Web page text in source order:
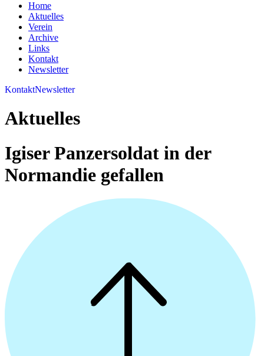
Home
Aktuelles
Verein
Archive
Links
Kontakt
Newsletter
KontaktNewsletter
Aktuelles
Igiser Panzersoldat in der
Normandie gefallen